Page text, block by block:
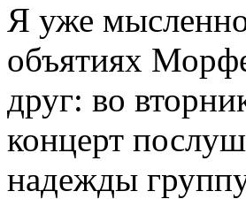
Я уже мысленно
объятиях
друг: во
концерт
надежды